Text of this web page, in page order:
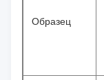
Образец